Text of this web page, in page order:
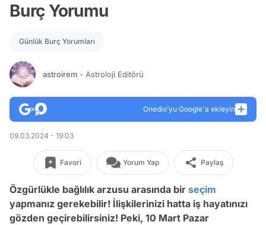
Burç Yorumu
Günlük Burç Yorumları
astroirem - Astroloji Editörü
Onedio’yu Google'a ekleyin
09.03.2024 - 19:03
Favori Yorum Yap Paylaş
Özgürlükle bağlılık arzusu arasında bir seçim
yapmanız gerekebilir! İlişkilerinizi hatta iş hayatınızı
gözden geçirebilirsiniz! Peki, 10 Mart Pazar